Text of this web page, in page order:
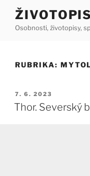
Přejít
obsahuOsobnosti, životopisy,
RUBRIKA:
PUBLIKOVÁNO
7. 6. 2023
Thor. Severský